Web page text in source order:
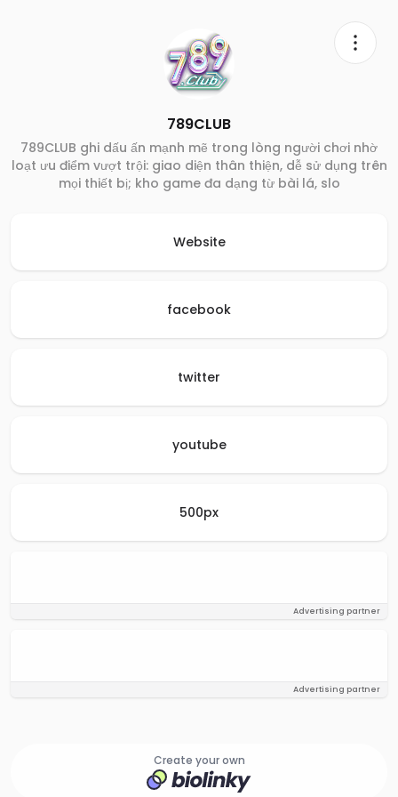
789CLUB
789CLUB ghi dấu ấn mạnh mẽ trong lòng người chơi nhờ
loạt ưu điểm vượt trội: giao diện thân thiện, dễ sử dụng trên
mọi thiết bị; kho game đa dạng từ bài lá, slo
Website
facebook
twitter
youtube
500px
Advertising partner
Advertising partner
Create your own